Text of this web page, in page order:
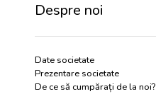
Despre noi
Date societate
Prezentare societate
De ce să cumpărați de la noi?